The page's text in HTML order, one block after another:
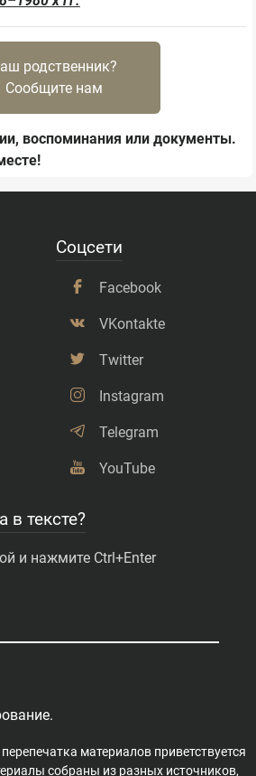
родственник?
Сообщите нам
воспоминания или документы.
Соцсети
Facebook
VKontakte
Twitter
Instagram
Telegram
YouTube
в тексте?
и нажмите Ctrl+Enter
материалов приветствуется
собраны из разных источников,